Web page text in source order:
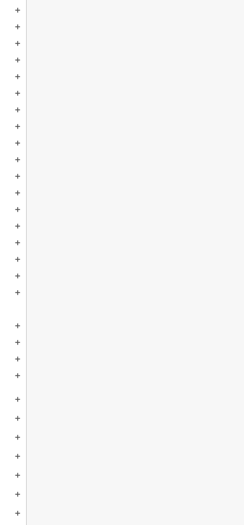
add
add
add
add
add
add
add
add
add
add
add
add
add
add
add
add
add
add
add
add
add
add
add
add
add
add
add
add
add